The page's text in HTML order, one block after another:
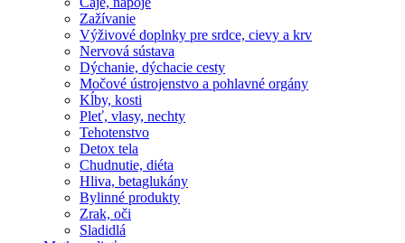
Zažívanie
Výživové doplnky pre srdce, cievy a krv
Nervová sústava
Dýchanie, dýchacie cesty
Močové ústrojenstvo a pohlavné orgány
Kĺby, kosti
Pleť, vlasy, nechty
Tehotenstvo
Detox tela
Chudnutie, diéta
Hliva, betaglukány
Bylinné produkty
Zrak, oči
Sladidlá